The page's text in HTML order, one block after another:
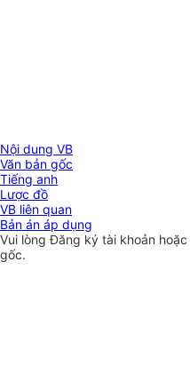
Nội dung VB
Văn bản gốc
Tiếng anh
Lược đồ
VB liên quan
Bản án áp dụng
Vui lòngĐăng ký tài khoản hoặc
gốc.